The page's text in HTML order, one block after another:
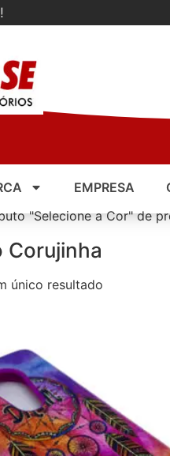
EMPRESA
"Selecione a Cor" de
Corujinha
único resultado